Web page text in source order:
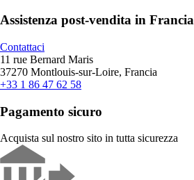
Assistenza post-vendita in Francia
Contattaci
11 rue Bernard Maris
37270 Montlouis-sur-Loire, Francia
+33 1 86 47 62 58
Pagamento sicuro
Acquista sul nostro sito in tutta sicurezza